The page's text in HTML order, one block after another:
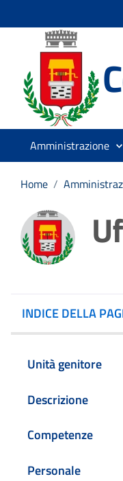
Amministrazione
Home /
INDICE DELLA
Unità genitore
Descrizione
Competenze
Personale